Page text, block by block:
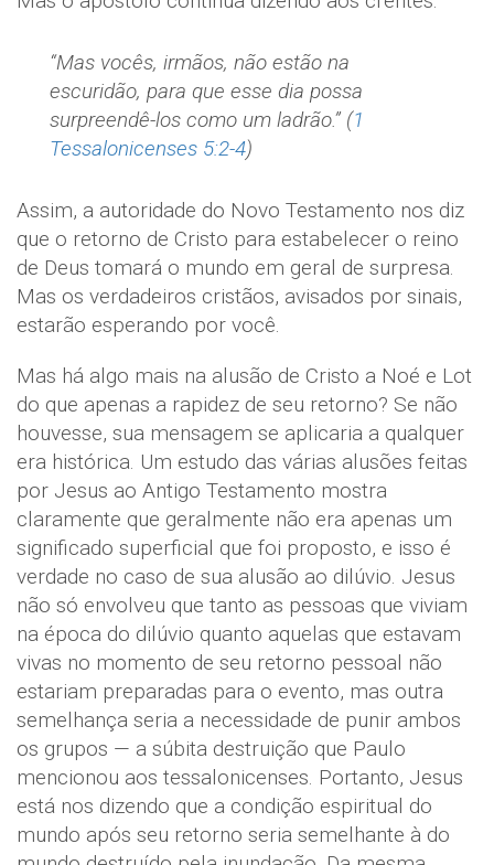
“Mas vocês, irmãos, não estão na
escuridão, para que esse dia possa
surpreendê-los como um ladrão.” (1
Tessalonicenses 5:2-4)
Assim, a autoridade do Novo Testamento nos diz
que o retorno de Cristo para estabelecer o reino
de Deus tomará o mundo em geral de surpresa.
Mas os verdadeiros cristãos, avisados por sinais,
estarão esperando por você.
Mas há algo mais na alusão de Cristo a Noé e Lot
do que apenas a rapidez de seu retorno? Se não
houvesse, sua mensagem se aplicaria a qualquer
era histórica. Um estudo das várias alusões feitas
por Jesus ao Antigo Testamento mostra
claramente que geralmente não era apenas um
significado superficial que foi proposto, e isso é
verdade no caso de sua alusão ao dilúvio. Jesus
não só envolveu que tanto as pessoas que viviam
na época do dilúvio quanto aquelas que estavam
vivas no momento de seu retorno pessoal não
estariam preparadas para o evento, mas outra
semelhança seria a necessidade de punir ambos
os grupos — a súbita destruição que Paulo
mencionou aos tessalonicenses. Portanto, Jesus
está nos dizendo que a condição espiritual do
mundo após seu retorno seria semelhante à do